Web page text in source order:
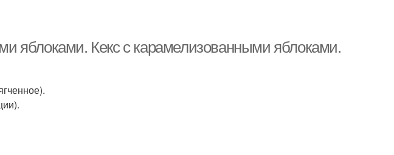
яблоками. Кекс с карамелизованными яблоками.